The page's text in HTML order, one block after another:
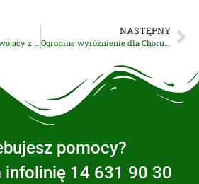
Zespół Pieśni i Tańca Swojacy z odznaką honorową „Zasłużony dla Kultury Polskiej”
NASTĘPNY
Ogromne wyróżnienie dla Chóru Męskiego z Mikołajowic
pomocy?
infolinię 14 631 90 30